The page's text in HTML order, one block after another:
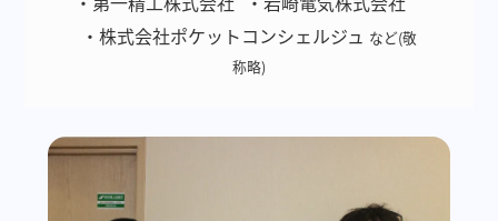
・株式会社ポケットコンシェルジュ など(敬
称略)